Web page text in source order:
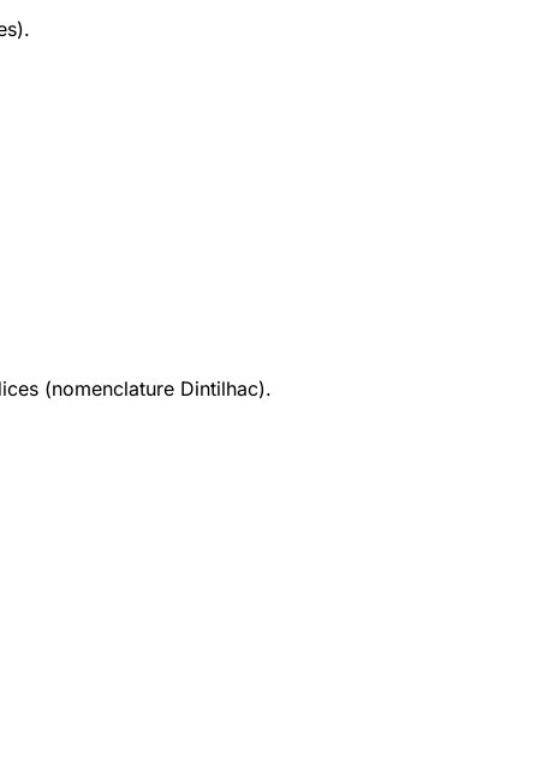
(nomenclature Dintilhac).